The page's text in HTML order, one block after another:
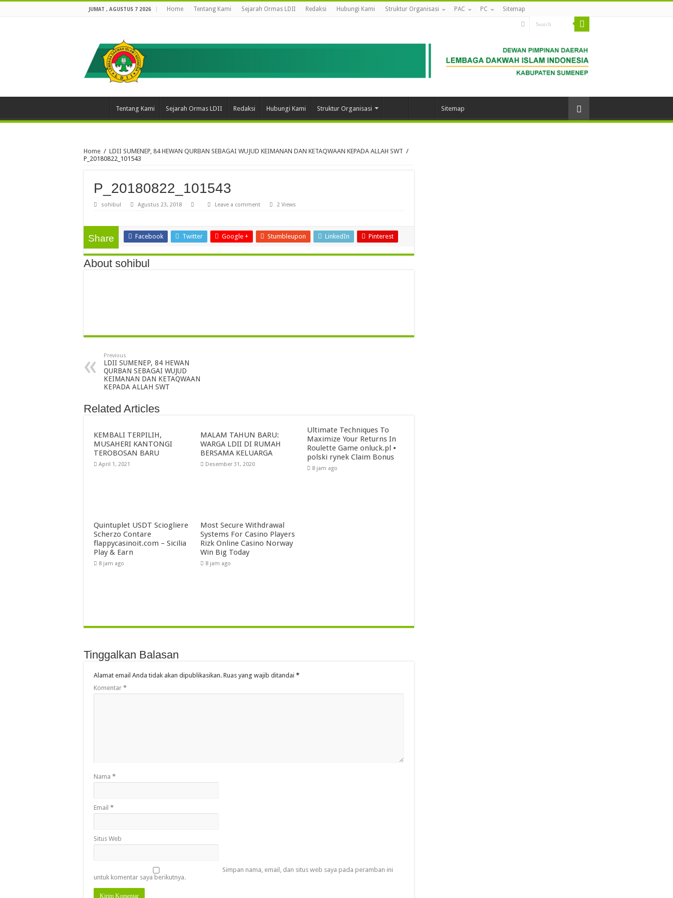
JUMAT , AGUSTUS 7 2026 Home Tentang Kami Sejarah Ormas LDII Redaksi Hubungi Kami Struktur Organisasi PAC PC Sitemap
Tentang Kami Sejarah Ormas LDII Redaksi Hubungi Kami Struktur Organisasi Sitemap
Home / LDII SUMENEP, 84 HEWAN QURBAN SEBAGAI WUJUD KEIMANAN DAN KETAQWAAN KEPADA ALLAH SWT /
P_20180822_101543
P_20180822_101543
sohibul Agustus 23, 2018 Leave a comment 2 Views
Share Facebook Twitter Google + Stumbleupon LinkedIn Pinterest
About sohibul
Previous
LDII SUMENEP, 84 HEWAN
QURBAN SEBAGAI WUJUD
KEIMANAN DAN KETAQWAAN
KEPADA ALLAH SWT
Related Articles
KEMBALI TERPILIH,
MUSAHERI KANTONGI
TEROBOSAN BARU
April 1, 2021
MALAM TAHUN BARU:
WARGA LDII DI RUMAH
BERSAMA KELUARGA
Desember 31, 2020
Ultimate Techniques To
Maximize Your Returns In
Roulette Game onluck.pl •
polski rynek Claim Bonus
8 jam ago
Quintuplet USDT Sciogliere
Scherzo Contare
flappycasinoit.com – Sicilia
Play & Earn
8 jam ago
Most Secure Withdrawal
Systems For Casino Players
Rizk Online Casino Norway
Win Big Today
8 jam ago
Tinggalkan Balasan
Alamat email Anda tidak akan dipublikasikan. Ruas yang wajib ditandai *
Komentar *
Nama *
Email *
Situs Web
Simpan nama, email, dan situs web saya pada peramban ini
untuk komentar saya berikutnya.